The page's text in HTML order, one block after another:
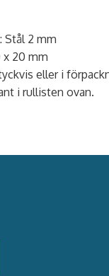
Stål 2 mm
x 20 mm
eller i
i rullisten ovan.